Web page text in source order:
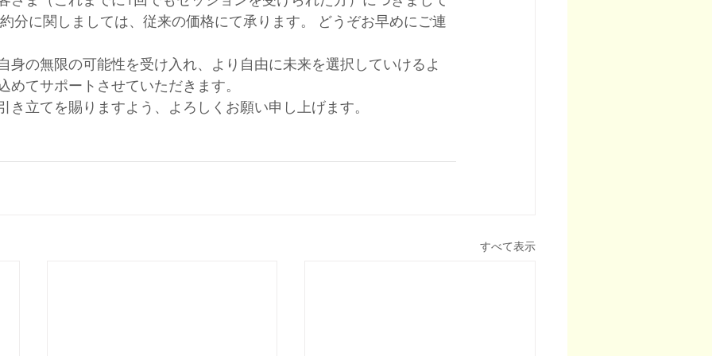
分に関しましては、従来の価格にて承ります。 どうぞお早めにご連
身の無限の可能性を受け入れ、より自由に未来を選択していけるよ
めてサポートさせていただきます。
き立てを賜りますよう、よろしくお願い申し上げます。
すべて表示